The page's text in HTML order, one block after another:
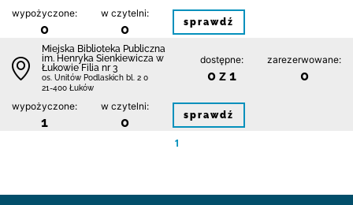
wypożyczone:
0
w czytelni:
0 sprawdź
Miejska Biblioteka Publiczna
im. Henryka Sienkiewicza w
Łukowie Filia nr 3
os. Unitów Podlaskich bl. 2 0
21-400 Łuków
dostępne:
0 z 1
zarezerwowane:
0
wypożyczone:
1
w czytelni:
0 sprawdź
1